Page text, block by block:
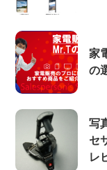
家
の
写
セ
レ